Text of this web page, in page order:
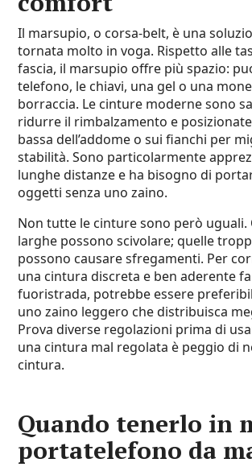
Il marsupio, o corsa-belt, è una
tornata molto in voga. Rispetto alle
fascia, il marsupio offre più spazio:
telefono, le chiavi, una gel o una
borraccia. Le cinture moderne sono
ridurre il rimbalzamento e
bassa dell’addome o sui fianchi per
stabilità. Sono particolarmente
lunghe distanze e ha bisogno di
oggetti senza uno zaino.
Non tutte le cinture sono però
larghe possono scivolare; quelle
possono causare sfregamenti. Per
una cintura discreta e ben aderente
fuoristrada, potrebbe essere
uno zaino leggero che distribuisca
Prova diverse regolazioni prima di
una cintura mal regolata è peggio di
cintura.
Quando tenerlo in
portatelefono da